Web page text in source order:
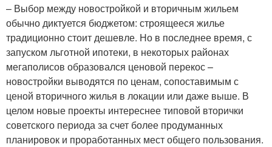
– Выбор между новостройкой и вторичным жильем
обычно диктуется бюджетом: строящееся жилье
традиционно стоит дешевле. Но в последнее время, с
запуском льготной ипотеки, в некоторых районах
мегаполисов образовался ценовой перекос –
новостройки выводятся по ценам, сопоставимым с
ценой вторичного жилья в локации или даже выше. В
целом новые проекты интереснее типовой вторички
советского периода за счет более продуманных
планировок и проработанных мест общего пользования.